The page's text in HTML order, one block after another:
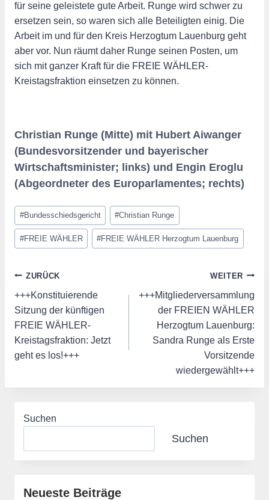
für seine geleistete gute Arbeit. Runge wird schwer zu
ersetzen sein, so waren sich alle Beteiligten einig. Die
Arbeit im und für den Kreis Herzogtum Lauenburg geht
aber vor. Nun räumt daher Runge seinen Posten, um
sich mit ganzer Kraft für die FREIE WÄHLER-
Kreistagsfraktion einsetzen zu können.
Christian Runge (Mitte) mit Hubert Aiwanger
(Bundesvorsitzender und bayerischer
Wirtschaftsminister; links) und Engin Eroglu
(Abgeordneter des Europarlamentes; rechts)
Schlagworte:
#Bundesschiedsgericht #Christian Runge
#FREIE WÄHLER #FREIE WÄHLER Herzogtum Lauenburg
Beitragsnavigation
ZURÜCK
+++Konstituierende
Sitzung der künftigen
FREIE WÄHLER-
Kreistagsfraktion: Jetzt
geht es los!+++
WEITER
+++Mitgliederversammlung
der FREIEN WÄHLER
Herzogtum Lauenburg:
Sandra Runge als Erste
Vorsitzende
wiedergewählt+++
Suchen
Suchen
Neueste Beiträge